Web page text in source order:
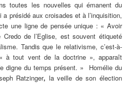
toutes les nouvelles qui émanent du
a présidé aux croisades et à l’inquisition,
une ligne de pensée unique : « Avoir
de l’Eglise, est souvent étiqueté
Tandis que le relativisme, c’est-à-
à tout vent de la doctrine », apparaît
digne du temps présent. » Homélie du
Ratzinger, la veille de son élection